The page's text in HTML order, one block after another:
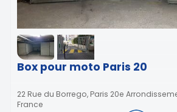
Box pour moto Paris 20
22 Rue du Borrego, Paris 20e
France